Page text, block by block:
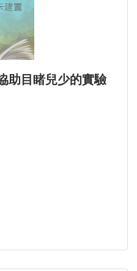
助目睹兒少的實驗